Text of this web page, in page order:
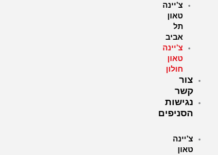
צ’יינה
טאון
תל
אביב
צ’יינה
טאון
חולון
צור
קשר
נגישות
הסניפים
צ’יינה
טאון